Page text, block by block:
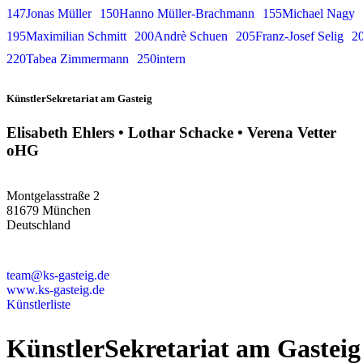
147Jonas Müller
150Hanno Müller-Brachmann 155Michael Nagy
195Maximilian Schmitt
200Andrè Schuen 205Franz-Josef Selig
220Tabea Zimmermann
250intern
KünstlerSekretariat am Gasteig
Elisabeth Ehlers • Lothar Schacke • Verena Vetter
oHG
Montgelasstraße 2
81679 München
Deutschland
team@ks-gasteig.de
www.ks-gasteig.de
Künstlerliste
KünstlerSekretariat am Gasteig